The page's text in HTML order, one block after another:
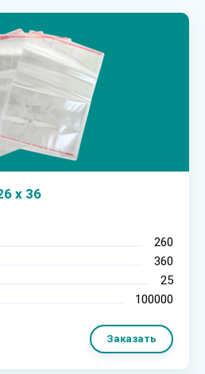
х 36
260
360
25
100000
Заказать